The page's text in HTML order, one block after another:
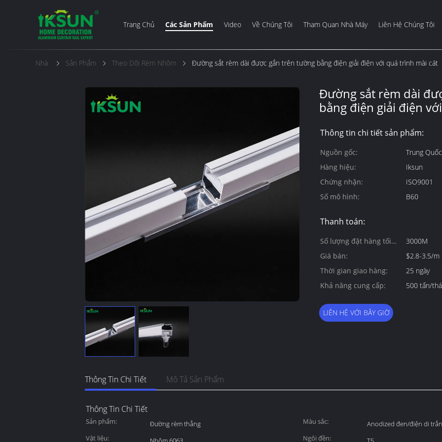
Trang Chủ Các Sản Phẩm Video Về Chúng Tôi Tham Quan Nhà Máy Liên Hệ Chúng Tôi
Nhà Sản Phẩm Theo Dõi Rèm Nhôm Đường sắt rèm dài được gắn trên tường bằng điện giải điện với quá trình mài cát
Đường sắt rèm dài
bằng điện giải điện
Thông tin chi tiết sản phẩm:
Nguồn gốc:
Trung Quốc
Hàng hiệu:
Iksun
Chứng nhận:
ISO9001
Số mô hình:
B60
Thanh toán:
Số lượng đặt hàng tối
thiểu:
3000M
Giá bán:
$2.8-3.5/m
Thời gian giao hàng:
25 ngày
Khả năng cung cấp:
500 tấn/
LIÊN HỆ VỚI BÂY GIỜ
Thông Tin Chi Tiết Mô Tả Sản Phẩm
Thông Tin Chi Tiết
Sản phẩm: Đường rèm thẳng Màu sắc:
Anodized đen/điện di
Vật liệu:
Ngôi đền: